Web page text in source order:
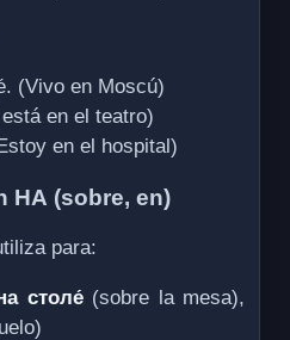
(Vivo en Moscú)
en el teatro)
en el hospital)
НА (sobre, en)
para:
столе́(sobre la mesa),